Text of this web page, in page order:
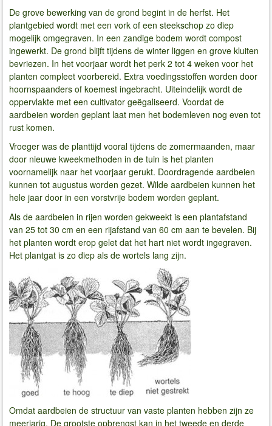
De grove bewerking van de grond begint in de herfst. Het
plantgebied wordt met een vork of een steekschop zo diep
mogelijk omgegraven. In een zandige bodem wordt compost
ingewerkt. De grond blijft tijdens de winter liggen en grove kluiten
bevriezen. In het voorjaar wordt het perk 2 tot 4 weken voor het
planten compleet voorbereid. Extra voedingsstoffen worden door
hoornspaanders of koemest ingebracht. Uiteindelijk wordt de
oppervlakte met een cultivator geëgaliseerd. Voordat de
aardbeien worden geplant laat men het bodemleven nog even tot
rust komen.
Vroeger was de planttijd vooral tijdens de zomermaanden, maar
door nieuwe kweekmethoden in de tuin is het planten
voornamelijk naar het voorjaar gerukt. Doordragende aardbeien
kunnen tot augustus worden gezet. Wilde aardbeien kunnen het
hele jaar door in een vorstvrije bodem worden geplant.
Als de aardbeien in rijen worden gekweekt is een plantafstand
van 25 tot 30 cm en een rijafstand van 60 cm aan te bevelen. Bij
het planten wordt erop gelet dat het hart niet wordt ingegraven.
Het plantgat is zo diep als de wortels lang zijn.
Omdat aardbeien de structuur van vaste planten hebben zijn ze
meerjarig. De grootste opbrengst kan in het tweede en derde